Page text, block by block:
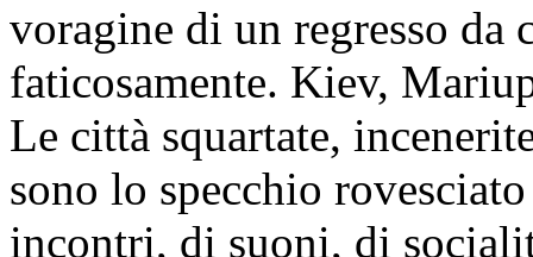
voragine di un regresso da
faticosamente. Kiev,
Le città squartate,
sono lo specchio
incontri, di suoni, di